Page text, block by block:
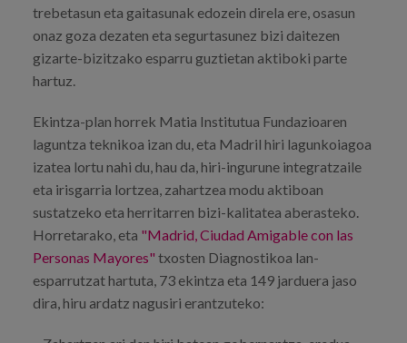
trebetasun eta gaitasunak edozein direla ere, osasun
onaz goza dezaten eta segurtasunez bizi daitezen
gizarte-bizitzako esparru guztietan aktiboki parte
hartuz.
Ekintza-plan horrek Matia Institutua Fundazioaren
laguntza teknikoa izan du, eta Madril hiri lagunkoiagoa
izatea lortu nahi du, hau da, hiri-ingurune integratzaile
eta irisgarria lortzea, zahartzea modu aktiboan
sustatzeko eta herritarren bizi-kalitatea aberasteko.
Horretarako, eta "Madrid, Ciudad Amigable con las
Personas Mayores" txosten Diagnostikoa lan-
esparrutzat hartuta, 73 ekintza eta 149 jarduera jaso
dira, hiru ardatz nagusiri erantzuteko: